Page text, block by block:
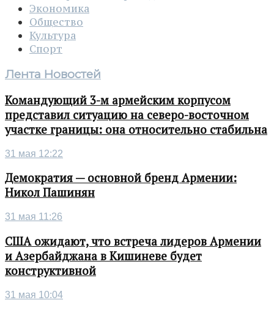
Экономика
Общество
Культура
Спорт
Лента Новостей
Командующий 3-м армейским корпусом
представил ситуацию на северо-восточном
участке границы: она относительно стабильна
31 мая 12:22
Демократия — основной бренд Армении:
Никол Пашинян
31 мая 11:26
США ожидают, что встреча лидеров Армении
и Азербайджана в Кишиневе будет
конструктивной
31 мая 10:04